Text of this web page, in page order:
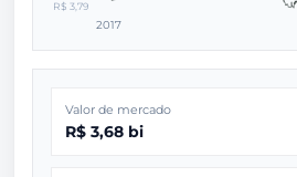
R$ 3,79
2017
Valor de mercado
R$ 3,68 bi